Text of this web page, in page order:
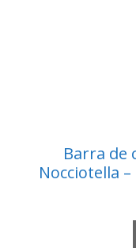
Barra de
Nocciotella